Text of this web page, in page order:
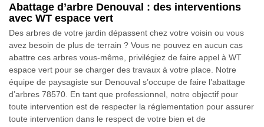
Abattage d’arbre Denouval : des interventions
avec WT espace vert
Des arbres de votre jardin dépassent chez votre voisin ou vous
avez besoin de plus de terrain ? Vous ne pouvez en aucun cas
abattre ces arbres vous-même, privilégiez de faire appel à WT
espace vert pour se charger des travaux à votre place. Notre
équipe de paysagiste sur Denouval s’occupe de faire l’abattage
d’arbres 78570. En tant que professionnel, notre objectif pour
toute intervention est de respecter la réglementation pour assurer
toute intervention dans le respect de votre bien et de